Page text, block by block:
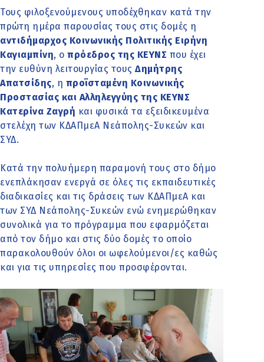
Τους φιλοξενούμενους υποδέχθηκαν κατά την
πρώτη ημέρα παρουσίας τους στις δομές η
αντιδήμαρχος Κοινωνικής Πολιτικής Ειρήνη
Καγιαμπίνη, ο πρόεδρος της ΚΕΥΝΣ που έχει
την ευθύνη λειτουργίας τους Δημήτρης
Απατσίδης, η προϊσταμένη Κοινωνικής
Προστασίας και Αλληλεγγύης της ΚΕΥΝΣ
Κατερίνα Ζαγρή και φυσικά τα εξειδικευμένα
στελέχη των ΚΔΑΠμεΑ Νεάπολης-Συκεών και
ΣΥΔ.
Κατά την πολυήμερη παραμονή τους στο δήμο
ενεπλάκησαν ενεργά σε όλες τις εκπαιδευτικές
διαδικασίες και τις δράσεις των ΚΔΑΠμεΑ και
των ΣΥΔ Νεάπολης-Συκεών ενώ ενημερώθηκαν
συνολικά για το πρόγραμμα που εφαρμόζεται
από τον δήμο και στις δύο δομές το οποίο
παρακολουθούν όλοι οι ωφελούμενοι/ες καθώς
και για τις υπηρεσίες που προσφέρονται.